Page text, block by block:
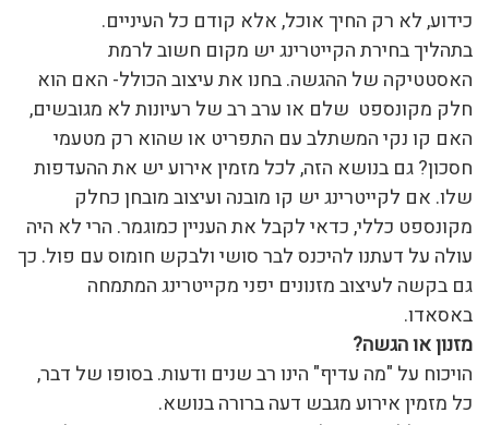
כידוע, לא רק החיך אוכל, אלא קודם כל העיניים.
בתהליך בחירת הקייטרינג יש מקום חשוב לרמת
האסטטיקה של ההגשה. בחנו את עיצוב הכולל- האם הוא
חלק מקונספט שלם או ערב רב של רעיונות לא מגובשים,
האם קו נקי המשתלב עם התפריט או שהוא רק מטעמי
חסכון? גם בנושא הזה, לכל מזמין אירוע יש את ההעדפות
שלו. אם לקייטרינג יש קו מובנה ועיצוב מובחן כחלק
מקונספט כללי, כדאי לקבל את העניין כמוגמר. הרי לא היה
עולה על דעתנו להיכנס לבר סושי ולבקש חומוס עם פול. כך
גם בקשה לעיצוב מזנונים יפני מקייטרינג המתמחה
באסאדו.
מזנון או הגשה?
הויכוח על "מה עדיף" הינו רב שנים ודעות. בסופו של דבר,
כל מזמין אירוע מגבש דעה ברורה בנושא.